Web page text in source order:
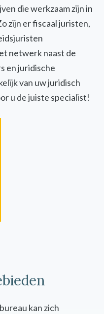
die werkzaam zijn in
zijn er fiscaal juristen,
netwerk naast de
en juridische
van uw juridisch
u de juiste specialist!
kan zich